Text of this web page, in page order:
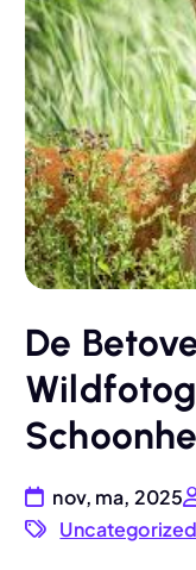
De
nov, ma, 2025
Uncategorized